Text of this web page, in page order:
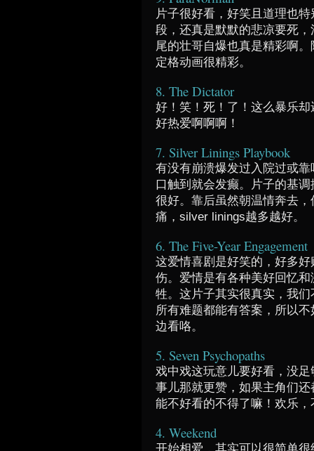
片子很好看，好笑且道理也
段，还真是默默的悲凉要死
尾的壮哥自爆也真是精彩啊
定格动画很精彩。
8. The Dictator
好！笑！死！了！这么暴乐
好热爱啊啊啊！
7. Silver Linings Playbook
有没有崩溃爆发过入院过或
口触到就会发癫。片子的基
很好。靠后虽然朝温情奔去
痛，silver linings越多越好。
6. The Five-Year Engagement
这爱情喜剧是好笑的，好多
伤。爱情是有各种美好回忆
牲。这片子其实很真实，我
所有难题都能有答案，所以
边看咯。
5. Seven Psychopaths
戏中戏这玩意儿要好看，没
事儿那就更赞，如果主角们
能不好看的不得了嘛！欢乐
4. Weekend
开始相爱，其实可以很简单